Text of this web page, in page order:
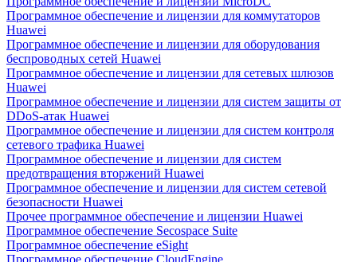
Программное обеспечение и лицензии для коммутаторов
Huawei
Программное обеспечение и лицензии для оборудования
беспроводных сетей Huawei
Программное обеспечение и лицензии для сетевых шлюзов
Huawei
Программное обеспечение и лицензии для систем защиты от
DDoS-атак Huawei
Программное обеспечение и лицензии для систем контроля
сетевого трафика Huawei
Программное обеспечение и лицензии для систем
предотвращения вторжений Huawei
Программное обеспечение и лицензии для систем сетевой
безопасности Huawei
Прочее программное обеспечение и лицензии Huawei
Программное обеспечение Secospace Suite
Программное обеспечение eSight
Программное обеспечение CloudEngine